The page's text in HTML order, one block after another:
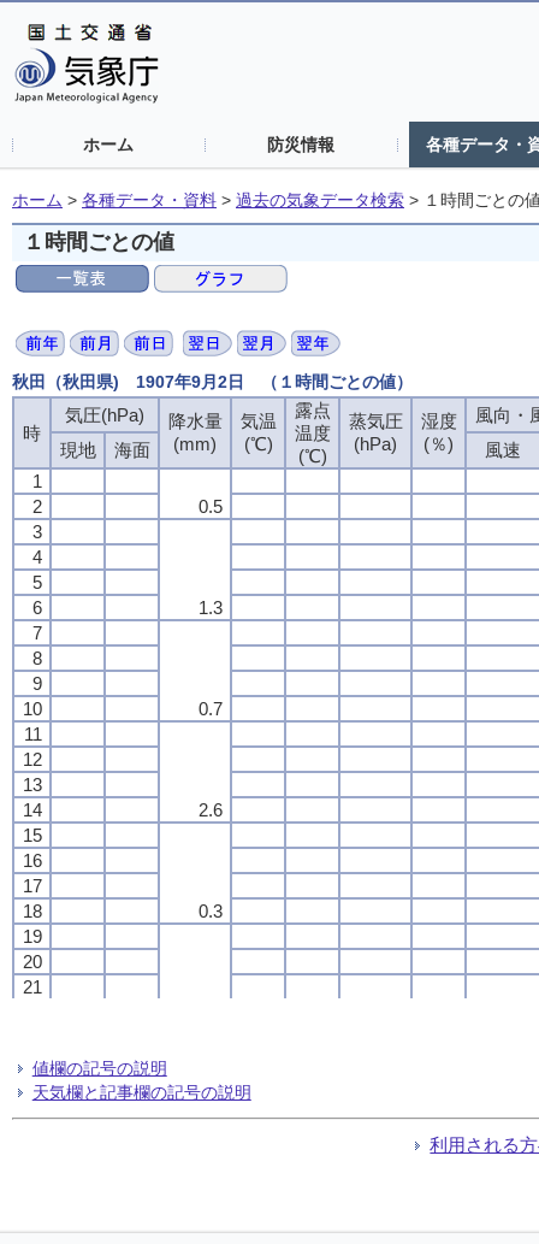
ホーム 防災情報 各種データ・
ホーム > 各種データ・資料 > 過去の気象データ検索 > １時間ごとの
１時間ごとの値
秋田（秋田県) 1907年9月2日 （１時間ごとの値）
時
気圧(hPa)
降水量
(mm)
気温
(℃)
露点
温度
(℃)
蒸気圧
(hPa)
湿度
(％)
風向・
現地
海面
風速
1
0.5
2
3
1.3
4
5
6
7
0.7
8
9
10
11
2.6
12
13
14
15
0.3
16
17
18
19
20
21
24
時
気圧(hPa)
降水量
(mm)
気温
(℃)
露点
温度
(℃)
蒸気圧
(hPa)
湿度
(％)
風向・
現地
海面
風速
1
0.5
2
3
1.3
4
5
6
7
0.7
8
9
10
11
2.6
12
13
14
15
0.3
16
17
18
19
20
21
24
時
気圧(hPa)
降水量
(mm)
気温
(℃)
露点
温度
(℃)
蒸気圧
(hPa)
湿度
(％)
風向・
現地
海面
風速
1
0.5
2
3
1.3
4
5
6
7
0.7
8
9
10
11
2.6
12
13
14
15
0.3
16
17
18
19
20
21
24
時
気圧(hPa)
降水量
(mm)
気温
(℃)
露点
温度
(℃)
蒸気圧
(hPa)
湿度
(％)
風向・
現地
海面
風速
1
0.5
2
3
1.3
4
5
6
7
0.7
8
9
10
11
2.6
12
13
14
15
0.3
16
17
18
19
20
21
24
値欄の記号の説明
天気欄と記事欄の記号の説明
利用される